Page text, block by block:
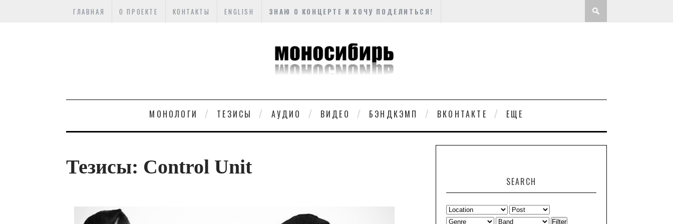
ГЛАВНАЯ О ПРОЕКТЕ КОНТАКТЫ ENGLISH ЗНАЮ О КОНЦЕРТЕ И ХОЧУ ПОДЕЛИТЬСЯ!
МОНОЛОГИ ТЕЗИСЫ АУДИО ВИДЕО БЭНДКЭМП ВКОНТАКТЕ ЕЩЕ
Тезисы: Control Unit
SEARCH
Filter